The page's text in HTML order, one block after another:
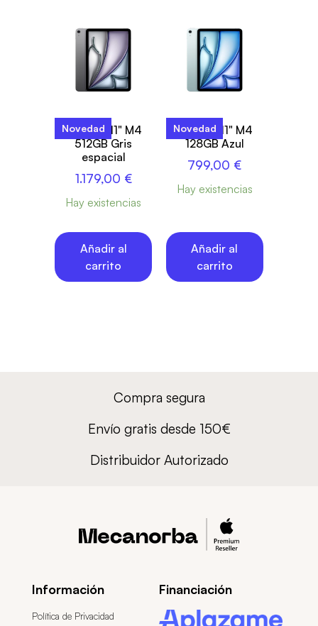
Novedad
iPad Air 11" M4
512GB Gris
espacial
1.179,00 €
Hay existencias
Añadir al
carrito
Novedad
iPad Air 11" M4
128GB Azul
799,00 €
Hay existencias
Añadir al
carrito
Compra segura
Envío gratis desde 150€
Distribuidor Autorizado
Información
Política de Privacidad
Financiación